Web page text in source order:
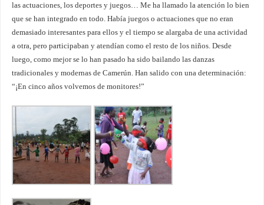
las actuaciones, los deportes y juegos… Me ha llamado la atención lo bien
que se han integrado en todo. Había juegos o actuaciones que no eran
demasiado interesantes para ellos y el tiempo se alargaba de una actividad
a otra, pero participaban y atendían como el resto de los niños. Desde
luego, como mejor se lo han pasado ha sido bailando las danzas
tradicionales y modernas de Camerún. Han salido con una determinación:
“¡En cinco años volvemos de monitores!”